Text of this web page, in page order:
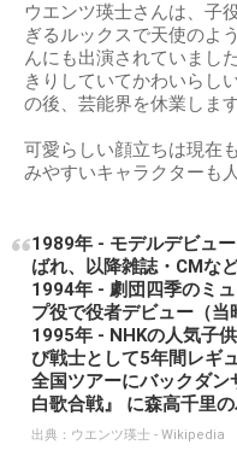
ウエンツ瑛士さんは、子
ぎるルックスで天使のよ
んにも出演されていまし
きりしていてかわいらし
の後、芸能界を休業しま
可愛らしい顔立ちは現在
みやすいキャラクターも
1989年 - モデルデビュ
ばれ、以降雑誌・CMなど
1994年 - 劇団四季のミ
プ役で役者デビュー（当
1995年 - NHKの人気子
び戦士として5年間レギ
全国ツアーにバックダ
白歌合戦』 に森高千里
出典： ウエンツ瑛士 - Wikipedia